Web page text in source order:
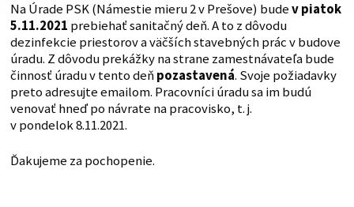
Na Úrade PSK (Námestie mieru 2 v Prešove) budev piatok
5.11.2021 prebiehať sanitačný deň. A to z dôvodu
dezinfekcie priestorov a väčších stavebných prác v budove
úradu. Z dôvodu prekážky na strane zamestnávateľa bude
činnosť úradu v tento deňpozastavená. Svoje požiadavky
preto adresujte emailom. Pracovníci úradu sa im budú
venovať hneď po návrate na pracovisko, t. j.
v pondelok 8.11.2021.
Ďakujeme za pochopenie.